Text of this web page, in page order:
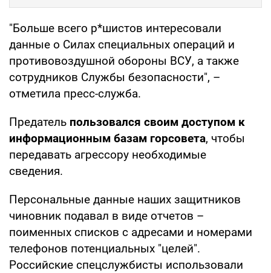
"Больше всего р*шистов интересовали
данные о Силах специальных операций и
противовоздушной обороны ВСУ, а также
сотрудников Службы безопасности", –
отметила пресс-служба.
Предатель пользовался своим доступом к
информационным базам горсовета, чтобы
передавать агрессору необходимые
сведения.
Персональные данные наших защитников
чиновник подавал в виде отчетов –
поименных списков с адресами и номерами
телефонов потенциальных "целей".
Российские спецслужбисты использовали